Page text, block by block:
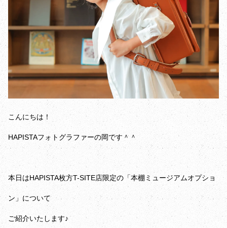
こんにちは！
HAPISTAフォトグラファーの岡です＾＾
本日はHAPISTA枚方T-SITE店限定の「本棚ミュージアムオプショ
ン」について
ご紹介いたします♪